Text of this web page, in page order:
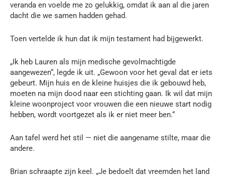
veranda en voelde me zo gelukkig, omdat ik aan al die jaren
dacht die we samen hadden gehad.
Toen vertelde ik hun dat ik mijn testament had bijgewerkt.
„Ik heb Lauren als mijn medische gevolmachtigde
aangewezen“, legde ik uit. „Gewoon voor het geval dat er iets
gebeurt. Mijn huis en de kleine huisjes die ik gebouwd heb,
moeten na mijn dood naar een stichting gaan. Ik wil dat mijn
kleine woonproject voor vrouwen die een nieuwe start nodig
hebben, wordt voortgezet als ik er niet meer ben.“
Aan tafel werd het stil — niet die aangename stilte, maar die
andere.
Brian schraapte zijn keel. „Je bedoelt dat vreemden het land